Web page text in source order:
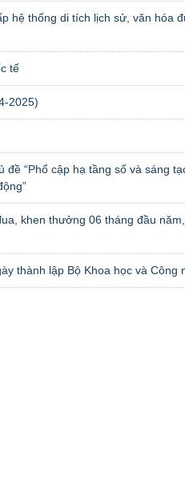
hệ thống di tích lịch sử, văn hóa
tế
2025)
“Phổ cập hạ tầng số và sáng
khen thưởng 06 tháng đầu
thành lập Bộ Khoa học và Công